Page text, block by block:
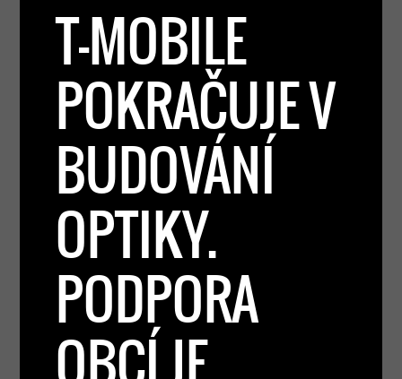
T-MOBILE
POKRAČUJE V
BUDOVÁNÍ
OPTIKY.
PODPORA